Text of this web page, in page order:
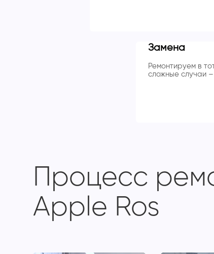
Замена
Ремонтируем в
сложные случаи –
Процесс
Apple Ros